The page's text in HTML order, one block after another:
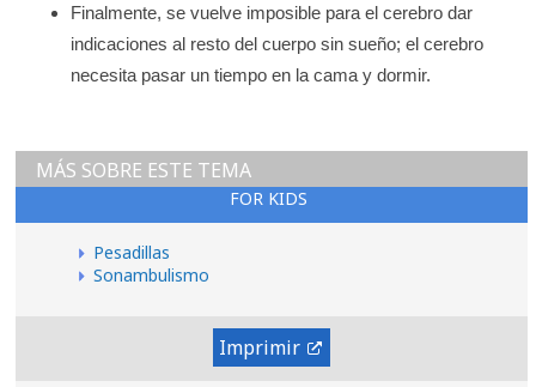
Finalmente, se vuelve imposible para el cerebro dar
indicaciones al resto del cuerpo sin sueño; el cerebro
necesita pasar un tiempo en la cama y dormir.
FOR KIDS
MÁS SOBRE ESTE TEMA
Pesadillas
Sonambulismo
Imprimir